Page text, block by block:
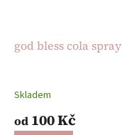
god bless cola spray
Skladem
od 100 Kč